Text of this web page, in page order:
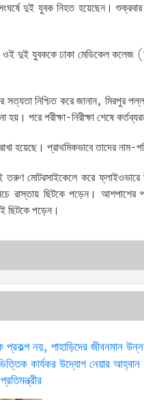
দুই যুবক নিহত হয়েছেন।
দুই যুবককে ঢাকা মেডিকেল কলেজ
সত্যতা নিশ্চিত করে জানান, মিরপুর
পরে পরীক্ষা-নিরীক্ষা শেষে
হয়েছে। প্রাথমিকভাবে তাদের নাম-
তরুণ মোটরসাইকেলে করে
রাস্তায় ছিটকে পড়েন। আশপাশের
ছিটকে পড়েন।
নয়, পাহাড়িদের জীবনমান
কার্যকর উদ্যোগ নেয়ার আহ্বান